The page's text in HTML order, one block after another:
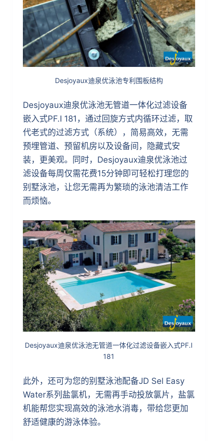
Desjoyaux迪泉优泳池专利围板结构
Desjoyaux迪泉优泳池无管道一体化过滤设备
嵌入式PF.I 181，通过回旋方式内循环过滤，取
代老式的过滤方式（系统），简易高效，无需
预埋管道、预留机房以及设备间，隐藏式安
装，更美观。同时，Desjoyaux迪泉优泳池过
滤设备每周仅需花费15分钟即可轻松打理您的
别墅泳池，让您无需再为繁琐的泳池清洁工作
而烦恼。
Desjoyaux迪泉优泳池无管道一体化过滤设备嵌入式PF.I
181
此外，还可为您的别墅泳池配备JD Sel Easy
Water系列盐氯机，无需再手动投放氯片，盐氯
机能帮您实现高效的泳池水消毒，带给您更加
舒适健康的游泳体验。